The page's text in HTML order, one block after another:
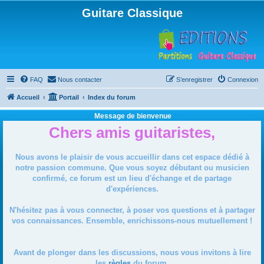
Guitare Classique
FAQ Nous contacter Connexion
S’enregistrer
Accueil Portail Index du forum
Message de bienvenue
Chers amis guitaristes,
Nous avons le plaisir de vous accueillir dans cet espace dédié à
notre passion commune. Que vous soyez débutant ou musicien
confirmé, ce forum est un lieu d'échange et de partage
d'expériences.
N'hésitez pas à vous connecter, à poser vos questions et à partager
vos connaissances. Ensemble, enrichissons-nous mutuellement !
Avant de plonger dans les discussions, nous vous invitons à lire